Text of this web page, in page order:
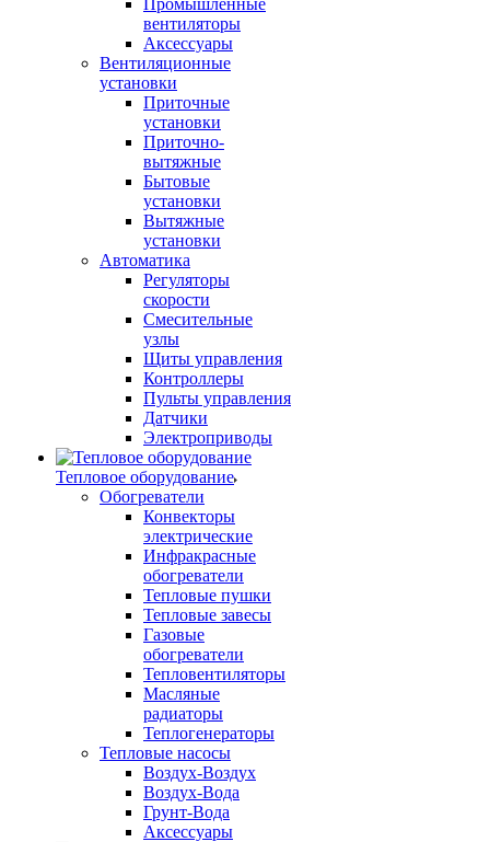
Промышленные
вентиляторы
Аксессуары
Вентиляционные
установки
Приточные
установки
Приточно-
вытяжные
Бытовые
установки
Вытяжные
установки
Автоматика
Регуляторы
скорости
Смесительные
узлы
Щиты управления
Контроллеры
Пульты управления
Датчики
Электроприводы
Тепловое оборудование
Обогреватели
Конвекторы
электрические
Инфракрасные
обогреватели
Тепловые пушки
Тепловые завесы
Газовые
обогреватели
Тепловентиляторы
Масляные
радиаторы
Теплогенераторы
Тепловые насосы
Воздух-Воздух
Воздух-Вода
Грунт-Вода
Аксессуары